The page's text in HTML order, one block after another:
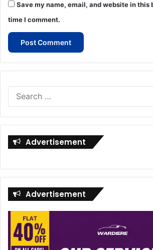
Save my name, email, and website in this
time I comment.
Advertisement
Advertisement